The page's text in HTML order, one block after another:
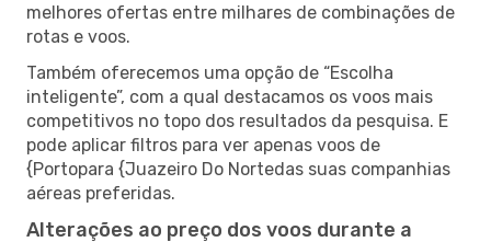
melhores ofertas entre milhares de combinações de
rotas e voos.
Também oferecemos uma opção de “Escolha
inteligente”, com a qual destacamos os voos mais
competitivos no topo dos resultados da pesquisa. E
pode aplicar filtros para ver apenas voos de
{Portopara {Juazeiro Do Nortedas suas companhias
aéreas preferidas.
Alterações ao preço dos voos durante a